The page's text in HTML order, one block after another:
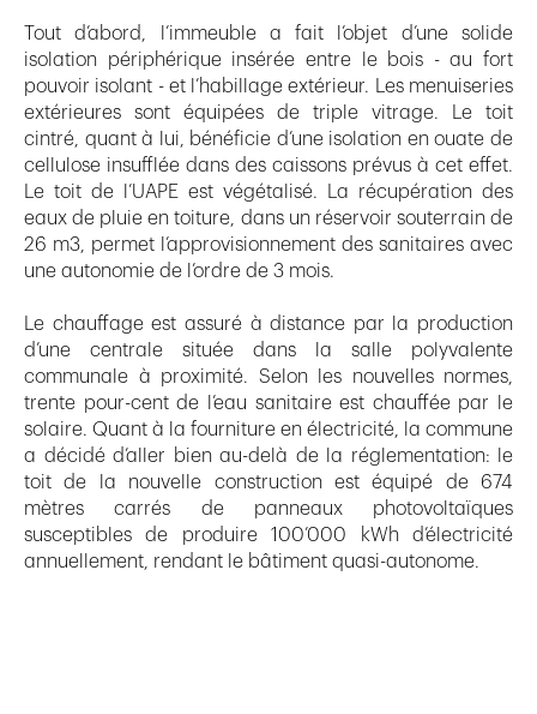
Tout d’abord, l’immeuble a fait l’objet d’une solide
isolation périphérique insérée entre le bois - au fort
pouvoir isolant - et l’habillage extérieur. Les menuiseries
extérieures sont équipées de triple vitrage. Le toit
cintré, quant à lui, bénéficie d’une isolation en ouate de
cellulose insufflée dans des caissons prévus à cet effet.
Le toit de l’UAPE est végétalisé. La récupération des
eaux de pluie en toiture, dans un réservoir souterrain de
26 m3, permet l’approvisionnement des sanitaires avec
une autonomie de l’ordre de 3 mois.
Le chauffage est assuré à distance par la production
d’une centrale située dans la salle polyvalente
communale à proximité. Selon les nouvelles normes,
trente pour-cent de l’eau sanitaire est chauffée par le
solaire. Quant à la fourniture en électricité, la commune
a décidé d’aller bien au-delà de la réglementation: le
toit de la nouvelle construction est équipé de 674
mètres carrés de panneaux photovoltaïques
susceptibles de produire 100’000 kWh d’électricité
annuellement, rendant le bâtiment quasi-autonome.